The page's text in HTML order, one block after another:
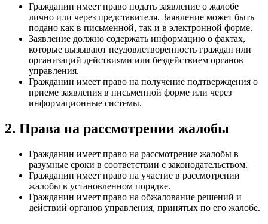
Гражданин имеет право подать заявление о жалобе
лично или через представителя. Заявление может быть
подано как в письменной, так и в электронной форме.
Заявление должно содержать информацию о фактах,
которые вызывают неудовлетворенность граждан или
организаций действиями или бездействием органов
управления.
Гражданин имеет право на получение подтверждения о
приеме заявления в письменной форме или через
информационные системы.
2. Права на рассмотрении жалобы
Гражданин имеет право на рассмотрение жалобы в
разумные сроки в соответствии с законодательством.
Гражданин имеет право на участие в рассмотрении
жалобы в установленном порядке.
Гражданин имеет право на обжалование решений и
действий органов управления, принятых по его жалобе.